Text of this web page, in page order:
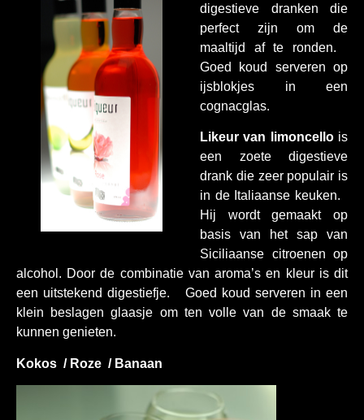
digestieve dranken die
perfect zijn om de
maaltijd af te ronden.
Goed koud serveren op
ijsblokjes in een
cognacglas.
Likeur van limoncello is
een zoete digestieve
drank die zeer populair is
in de Italiaanse keuken.
Hij wordt gemaakt op
basis van het sap van
Siciliaanse citroenen op
alcohol. Door de combinatie van aroma’s en kleur is dit
een uitstekend digestiefje. Goed koud serveren in een
klein beslagen glaasje om ten volle van de smaak te
kunnen genieten.
Kokos / Roze / Banaan